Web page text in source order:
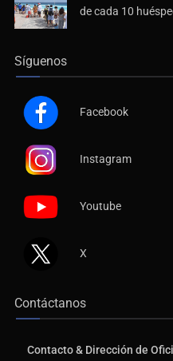
de cada 10
Síguenos
Facebook
Instagram
Youtube
X
Contáctanos
Contacto & Dirección de